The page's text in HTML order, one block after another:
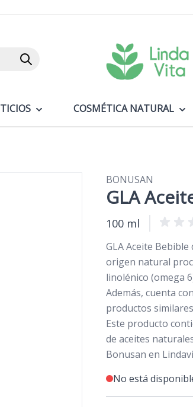
Buscar
COSMÉTICA NATURAL
BONUSAN
GLA
100 ml
GLA Aceite
origen natural
linolénico (omega
Además, cuenta
productos
Este producto
de aceites
Bonusan en
No está